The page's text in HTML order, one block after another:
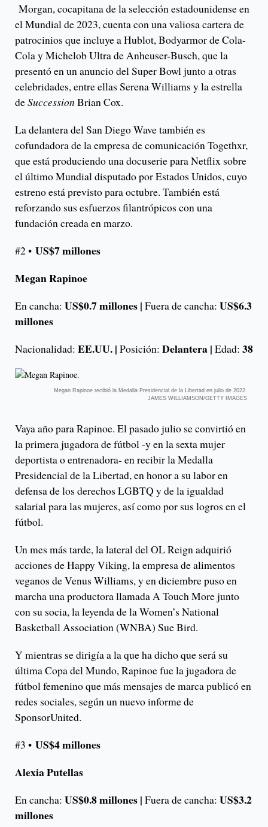
Morgan, cocapitana de la selección estadounidense en
el Mundial de 2023, cuenta con una valiosa cartera de
patrocinios que incluye a Hublot, Bodyarmor de Cola-
Cola y Michelob Ultra de Anheuser-Busch, que la
presentó en un anuncio del Super Bowl junto a otras
celebridades, entre ellas Serena Williams y la estrella
deSuccession Brian Cox.
La delantera del San Diego Wave también es
cofundadora de la empresa de comunicación Togethxr,
que está produciendo una docuserie para Netflix sobre
el último Mundial disputado por Estados Unidos, cuyo
estreno está previsto para octubre. También está
reforzando sus esfuerzos filantrópicos con una
fundación creada en marzo.
#2 • US$7 millones
Megan Rapinoe
En cancha: US$0.7 millones | Fuera de cancha: US$6.3
millones
Nacionalidad: EE.UU. | Posición: Delantera | Edad: 38
Megan Rapinoe recibió la Medalla Presidencial de la Libertad en julio de 2022.
JAMES WILLIAMSON/GETTY IMAGES
Vaya año para Rapinoe. El pasado julio se convirtió en
la primera jugadora de fútbol -y en la sexta mujer
deportista o entrenadora- en recibir la Medalla
Presidencial de la Libertad, en honor a su labor en
defensa de los derechos LGBTQ y de la igualdad
salarial para las mujeres, así como por sus logros en el
fútbol.
Un mes más tarde, la lateral del OL Reign adquirió
acciones de Happy Viking, la empresa de alimentos
veganos de Venus Williams, y en diciembre puso en
marcha una productora llamada A Touch More junto
con su socia, la leyenda de la Women’s National
Basketball Association (WNBA) Sue Bird.
Y mientras se dirigía a la que ha dicho que será su
última Copa del Mundo, Rapinoe fue la jugadora de
fútbol femenino que más mensajes de marca publicó en
redes sociales, según un nuevo informe de
SponsorUnited.
#3 • US$4 millones
Alexia Putellas
En cancha: US$0.8 millones | Fuera de cancha: US$3.2
millones